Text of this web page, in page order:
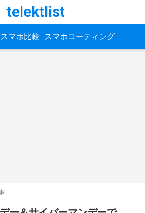
telektlist
スマホ比較 スマホコーティング